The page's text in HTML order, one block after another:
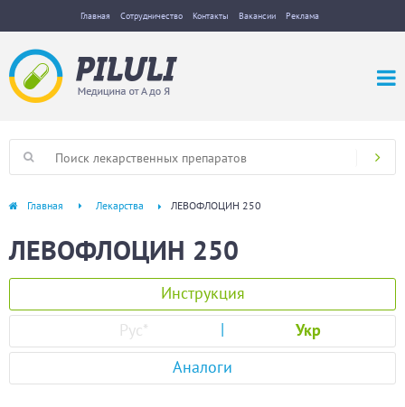
Главная Сотрудничество Контакты Вакансии Реклама
Главная Лекарства ЛЕВОФЛОЦИН 250
ЛЕВОФЛОЦИН 250
Инструкция
Рус*
Укр
Аналоги